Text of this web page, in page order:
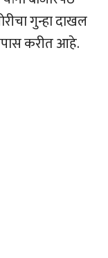
गुन्हा दाखल
करीत आहे.